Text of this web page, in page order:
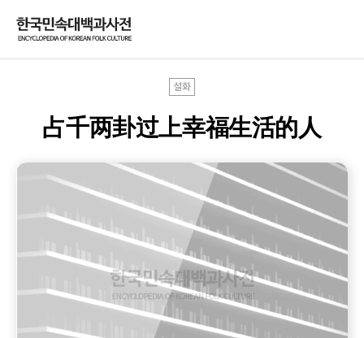
설화
占千两卦过上幸福生活的人